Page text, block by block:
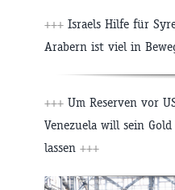
+++ Israels Hilfe für
Arabern ist viel in
+++ Um Reserven vor
Venezuela will sein
lassen +++